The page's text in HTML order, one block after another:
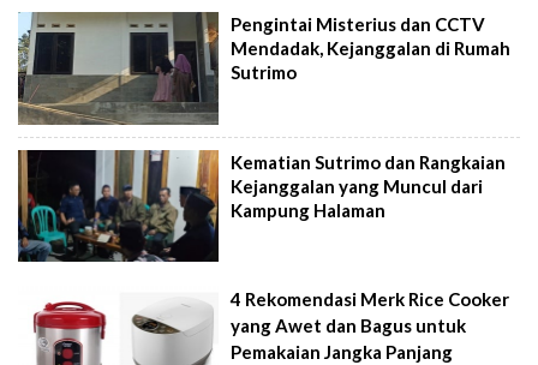
Pengintai Misterius dan CCTV
Mendadak, Kejanggalan di Rumah
Sutrimo
Kematian Sutrimo dan Rangkaian
Kejanggalan yang Muncul dari
Kampung Halaman
4 Rekomendasi Merk Rice Cooker
yang Awet dan Bagus untuk
Pemakaian Jangka Panjang